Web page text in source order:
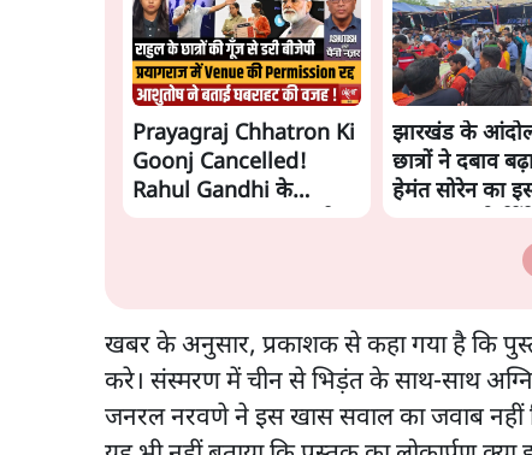
Prayagraj Chhatron Ki
Goonj Cancelled!
Rahul Gandhi के
झारखंड के
छात्रों ने दबाव
हेमंत सोरेन का
खबर के अनुसार, प्रकाशक से कहा गया है कि
करे। संस्मरण में चीन से भिड़ंत के साथ-साथ
जनरल नरवणे ने इस खास सवाल का जवाब नहीं